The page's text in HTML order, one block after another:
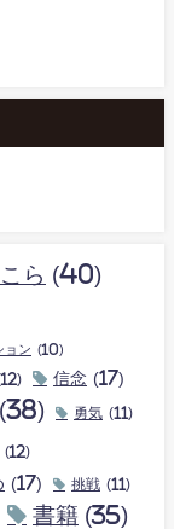
ら (40)
ョン (10)
信念 (17)
(38) 勇気 (11)
(12)
(17) 挑戦 (11)
書籍 (35)